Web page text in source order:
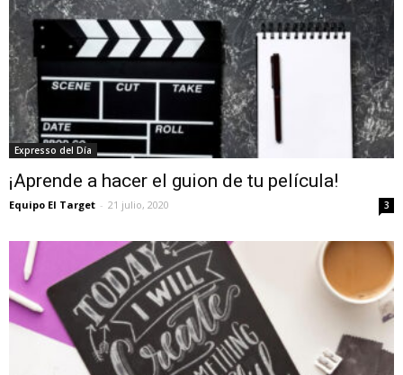
Expresso del Día
¡Aprende a hacer el guion de tu película!
Equipo El Target - 21 julio, 2020 3